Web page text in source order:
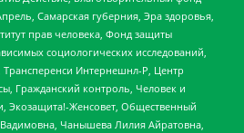
Самарская губерния, Эра здоровья,
прав человека, Фонд защиты
социологических исследований,
Интернешнл-Р, Центр
Гражданский контроль, Человек и
Экозащита!-Женсовет, Общественный
Чанышева Лилия Айратовна,